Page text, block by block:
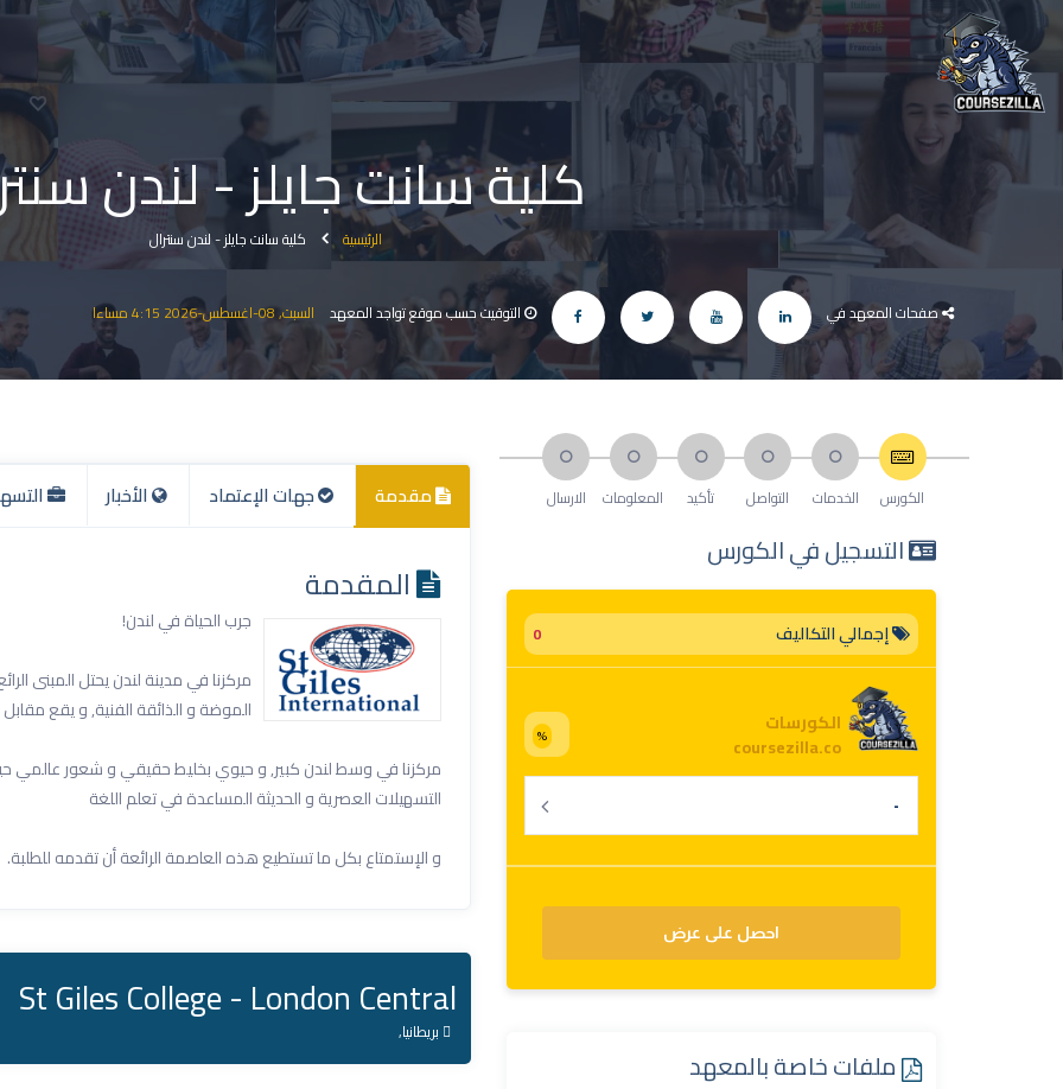
كلية سانت جايلز - لندن
الرئيسية كلية سانت جايلز - لندن سنترال
السبت, 08-اغسطس-2026 4:15 مساءا التوقيت حسب موقع تواجد المعهد صفحات المعهد في
الكورس الخدمات التواصل تأكيد المعلومات الارسال
التسجيل في الكورس
إجمالي التكاليف 0
الكورسات
coursezilla.co
%
احصل على عرض
ملفات خاصة بالمعهد
مقدمة جهات الإعتماد الأخبار
المقدمة
جرب الحياة في لندن!
الموضة و الذائقة الفنية, و يقع مقابل ميدان رسل و على
مركزنا في وسط لندن كبير, و حيوي بخليط حقيقي و شعور عالمي حيث
التسهيلات العصرية و الحديثة المساعدة في تعلم اللغة
و الإستمتاع بكل ما تستطيع هذه العاصمة الرائعة أن تقدمه للطلبة.
St Giles College - London Central
بريطانيا,